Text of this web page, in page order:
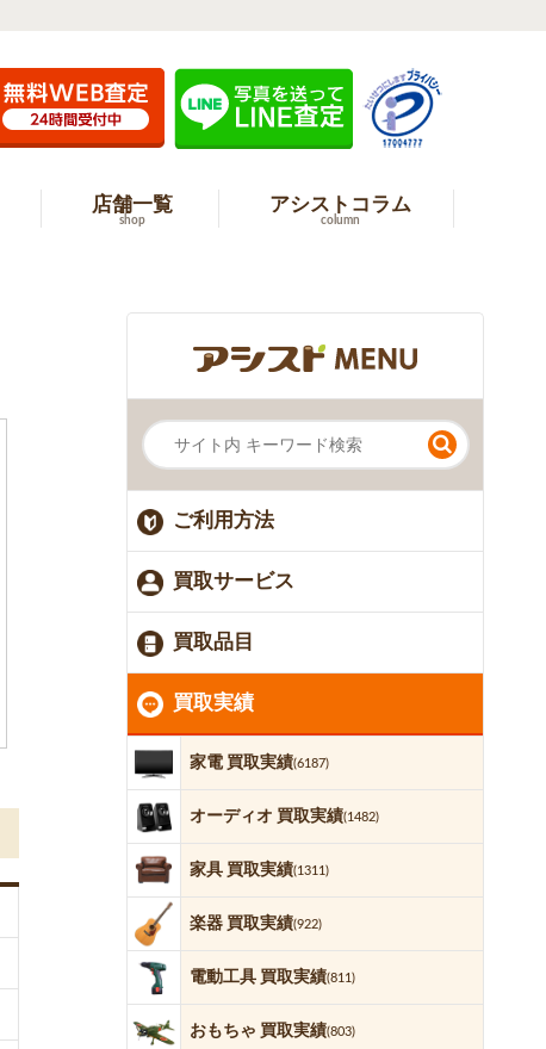
店舗一覧
shop
アシストコラム
column
ご利用方法
買取サービス
買取品目
買取実績
家電 買取実績(6187)
オーディオ 買取実績(1482)
家具 買取実績(1311)
楽器 買取実績(922)
電動工具 買取実績(811)
おもちゃ 買取実績(803)